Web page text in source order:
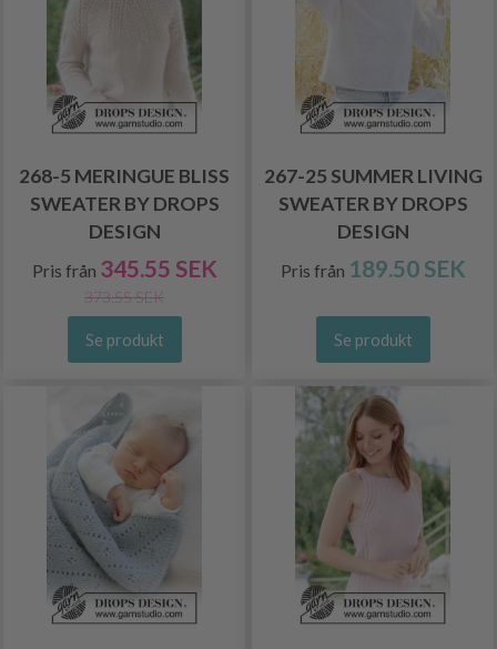
268-5 MERINGUE BLISS
SWEATER BY DROPS
DESIGN
Pris från 345.55 SEK
373.55 SEK
Se produkt
267-25 SUMMER LIVING
SWEATER BY DROPS
DESIGN
Pris från 189.50 SEK
Se produkt